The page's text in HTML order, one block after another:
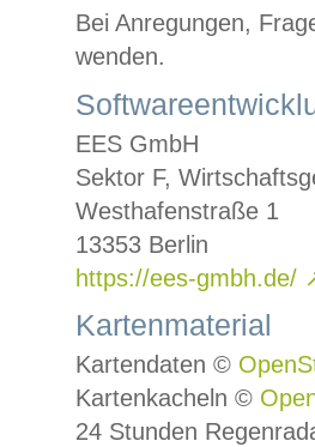
Bei Anregungen,
wenden.
EES GmbH
Sektor F,
Westhafenstraße 1
13353 Berlin
https://ees-gmbh.de/
Kartenmaterial
Kartendaten ©
Kartenkacheln ©
24 Stunden